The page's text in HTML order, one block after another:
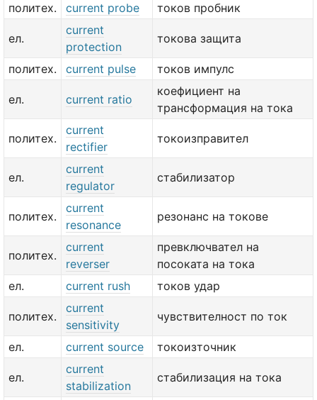
политех.
current probe токов пробник
ел.
current
protection
токова защита
политех. current pulse токов импулс
ел. current ratio
коефициент на
трансформация на тока
политех.
current
rectifier
токоизправител
ел.
current
regulator
стабилизатор
политех.
current
resonance
резонанс на токове
политех.
current
reverser
превключвател на
посоката на тока
ел.
current rush токов удар
политех.
current
sensitivity
чувствителност по ток
ел. current source токоизточник
ел.
current
stabilization
стабилизация на тока